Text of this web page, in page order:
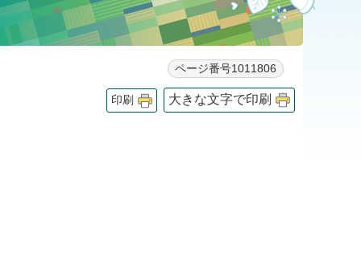
ページ番号1011806
印刷 大きな文字で印刷